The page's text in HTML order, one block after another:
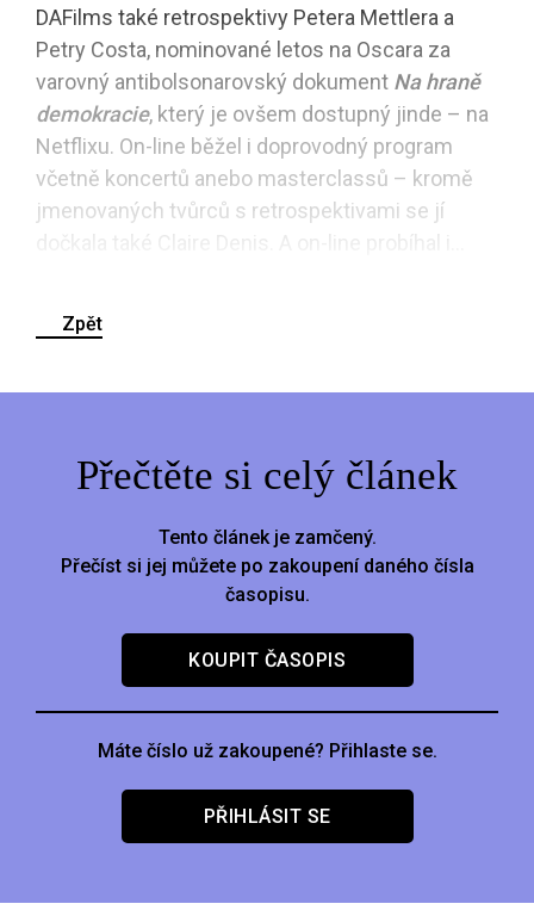
DAFilms také retrospektivy Petera Mettlera a
Petry Costa, nominované letos na Oscara za
varovný antibolsonarovský dokument Na hraně
demokracie, který je ovšem dostupný jinde – na
Netflixu. On-line běžel i doprovodný program
včetně koncertů anebo masterclassů – kromě
jmenovaných tvůrců s retrospektivami se jí
Zpět
Přečtěte si celý článek
Tento článek je zamčený.
Přečíst si jej můžete po zakoupení daného čísla
časopisu.
KOUPIT ČASOPIS
Máte číslo už zakoupené? Přihlaste se.
PŘIHLÁSIT SE